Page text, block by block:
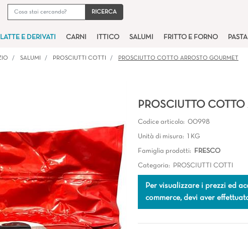
LATTE E DERIVATI CARNI ITTICO SALUMI FRITTO E FORNO PASTA
SALUMI PROSCIUTTI COTTI PROSCIUTTO COTTO ARROSTO GOURMET
PROSCIUTTO COTTO
Codice articolo: 00998
Unità di misura: 1 KG
Famiglia prodotti: FRESCO
Categoria: PROSCIUTTI COTTI
Per visualizzare i prezzi ed
commerce, devi aver